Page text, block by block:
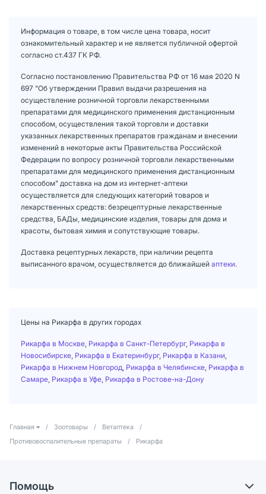
Информация о товаре, в том числе цена товара, носит
ознакомительный характер и не является публичной офертой
согласно ст.437 ГК РФ.
Согласно постановлению Правительства РФ от 16 мая 2020 N
697 "Об утверждении Правил выдачи разрешения на
осуществление розничной торговли лекарственными
препаратами для медицинского применения дистанционным
способом, осуществления такой торговли и доставки
указанных лекарственных препаратов гражданам и внесении
изменений в некоторые акты Правительства Российской
Федерации по вопросу розничной торговли лекарственными
препаратами для медицинского применения дистанционным
способом" доставка на дом из интернет-аптеки
осуществляется для следующих категорий товаров и
лекарственных средств: безрецептурные лекарственные
средства, БАДы, медицинские изделия, товары для дома и
красоты, бытовая химия и сопутствующие товары.
Доставка рецептурных лекарств, при наличии рецепта
выписанного врачом, осуществляется до ближайшей аптеки.
Цены на Рикарфа в других городах
Рикарфа в Москве Рикарфа в Санкт-Петербург, Рикарфа в
Новосибирске Рикарфа в Екатеринбург, Рикарфа в Казани
Рикарфа в Нижнем Новгород Рикарфа в Челябинске Рикарфа в
Самаре Рикарфа в Уфе Рикарфа в Ростове-на-Дону
Главная / Зоотовары / Ветаптека
/
Противовоспалительные препараты
/ Рикарфа
Помощь